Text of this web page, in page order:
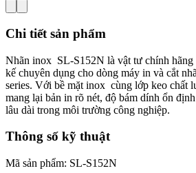
Chi tiết sản phẩm
Nhãn inox SL-S152N là vật tư chính
kế chuyên dụng cho dòng máy in và cắt
series. Với bề mặt inox cùng lớp keo chất
mang lại bản in rõ nét, độ bám dính ổn
lâu dài trong môi trường công nghiệp.
Thông số kỹ thuật
Mã sản phẩm: SL-S152N